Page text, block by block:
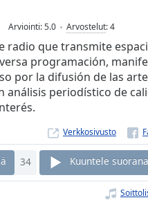
Arviointi:5.0 Arvostelut:4
radio que transmite
programación,
por la difusión de las
análisis periodístico de
Verkkosivusto
34 Kuuntele suorana